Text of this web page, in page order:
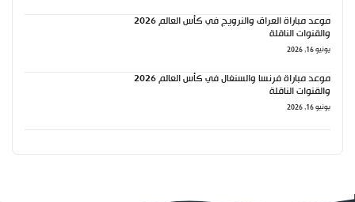
موعد مباراة العراق والنرويج في كأس العالم 2026
والقنوات الناقلة
يونيو 16, 2026
موعد مباراة فرنسا والسنغال في كأس العالم 2026
والقنوات الناقلة
يونيو 16, 2026